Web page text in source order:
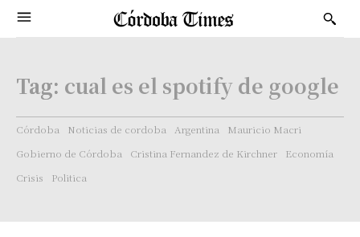
Tag: cual es el spotify de google
Córdoba Noticias de cordoba Argentina
Mauricio Macri
Gobierno de Córdoba
Cristina Fernandez de Kirchner
Economía
Crisis
Politica